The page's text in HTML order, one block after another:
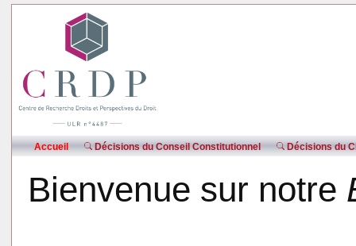
Accueil Décisions du Conseil Constitutionnel Décisions du
Bienvenue sur notre